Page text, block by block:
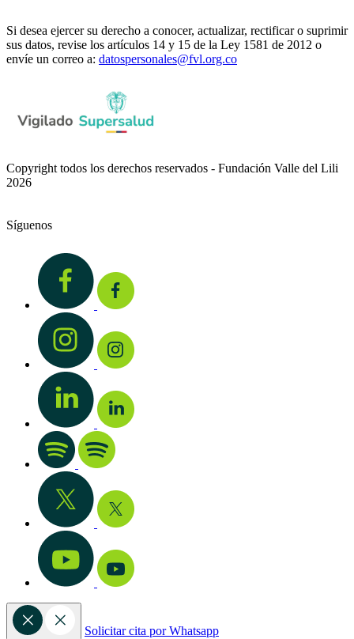
Si desea ejercer su derecho a conocer, actualizar, rectificar o suprimir
sus datos, revise los artículos 14 y 15 de la Ley 1581 de 2012 o
envíe un correo a: datospersonales@fvl.org.co
Copyright todos los derechos reservados - Fundación Valle del Lili
2026
Síguenos
Solicitar cita por Whatsapp